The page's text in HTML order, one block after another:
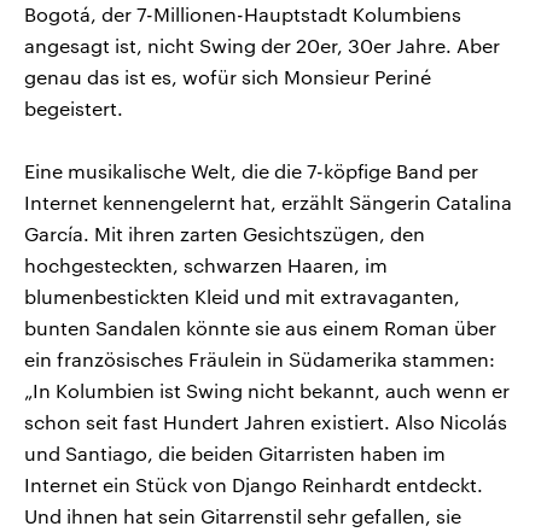
Bogotá, der 7-Millionen-Hauptstadt Kolumbiens
angesagt ist, nicht Swing der 20er, 30er Jahre. Aber
genau das ist es, wofür sich Monsieur Periné
begeistert.
Eine musikalische Welt, die die 7-köpfige Band per
Internet kennengelernt hat, erzählt Sängerin Catalina
García. Mit ihren zarten Gesichtszügen, den
hochgesteckten, schwarzen Haaren, im
blumenbestickten Kleid und mit extravaganten,
bunten Sandalen könnte sie aus einem Roman über
ein französisches Fräulein in Südamerika stammen:
„In Kolumbien ist Swing nicht bekannt, auch wenn er
schon seit fast Hundert Jahren existiert. Also Nicolás
und Santiago, die beiden Gitarristen haben im
Internet ein Stück von Django Reinhardt entdeckt.
Und ihnen hat sein Gitarrenstil sehr gefallen, sie